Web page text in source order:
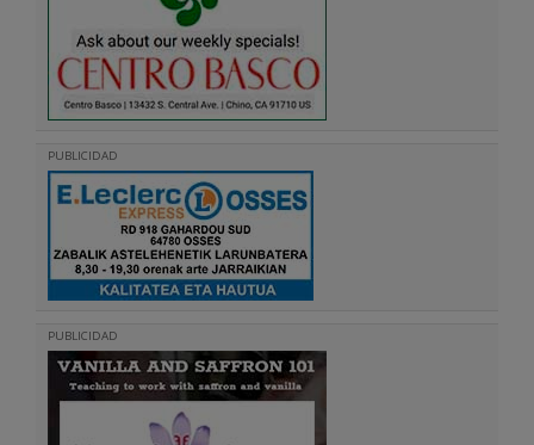
PUBLICIDAD
PUBLICIDAD